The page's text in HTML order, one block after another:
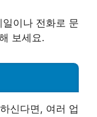
이나 전화로 문
보세요.
신다면, 여러 업